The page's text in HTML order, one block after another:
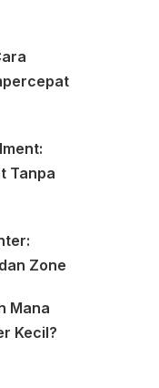
Tanpa
Zone
Mana
Kecil?